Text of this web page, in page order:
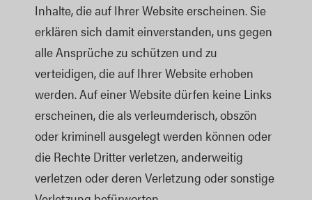
Inhalte, die auf Ihrer Website erscheinen. Sie
erklären sich damit einverstanden, uns gegen
alle Ansprüche zu schützen und zu
verteidigen, die auf Ihrer Website erhoben
werden. Auf einer Website dürfen keine Links
erscheinen, die als verleumderisch, obszön
oder kriminell ausgelegt werden können oder
die Rechte Dritter verletzen, anderweitig
verletzen oder deren Verletzung oder sonstige